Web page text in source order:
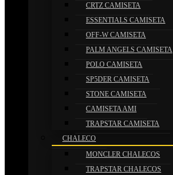
CRTZ CAMISETA
ESSENTIALS CAMISETA
OFF-W CAMISETA
PALM ANGELS CAMISETA
POLO CAMISETA
SP5DER CAMISETA
STONE CAMISETA
CAMISETA AMI
TRAPSTAR CAMISETA
CHALECO
MONCLER CHALECOS
TRAPSTAR CHALECOS